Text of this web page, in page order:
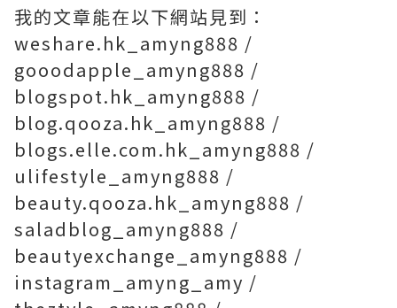
我的文章能在以下網站見到：
weshare.hk_amyng888 /
gooodapple_amyng888 /
blogspot.hk_amyng888 /
blog.qooza.hk_amyng888 /
blogs.elle.com.hk_amyng888 /
ulifestyle_amyng888 /
beauty.qooza.hk_amyng888 /
saladblog_amyng888 /
beautyexchange_amyng888 /
instagram_amyng_amy /